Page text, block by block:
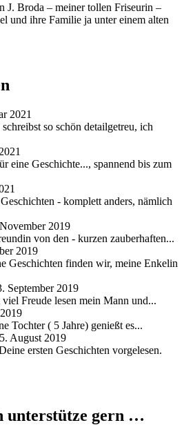
J. Broda – meiner tollen Friseurin –
und ihre Familie ja unter einem alten
2021
so schön detailgetreu, ich
eine Geschichte..., spannend bis zum
- komplett anders, nämlich
2019
von den - kurzen zauberhaften...
2019
Geschichten finden wir, meine Enkelin
September 2019
Freude lesen mein Mann und...
Tochter ( 5 Jahre) genießt es...
August 2019
ersten Geschichten vorgelesen.
unterstütze gern …